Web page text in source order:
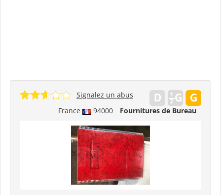
France 94000 Fournitures de Bureau
Signalez un abus